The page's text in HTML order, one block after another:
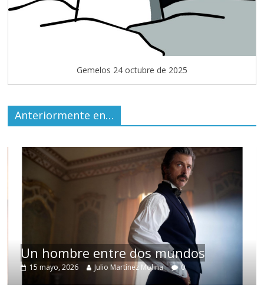
Gemelos 24 octubre de 2025
Anteriormente en…
Un hombre entre dos mundos
15 mayo, 2026 Julio Martínez Molina 0